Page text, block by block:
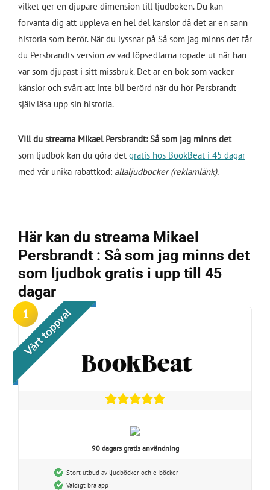
vilket ger en djupare dimension till ljudboken. Du kan
förvänta dig att uppleva en hel del känslor då det är en sann
historia som berör. När du lyssnar på Så som jag minns det får
du Persbrandts version av vad löpsedlarna ropade ut när han
var som djupast i sitt missbruk. Det är en bok som väcker
känslor och svårt att inte bli berörd när du hör Persbrandt
själv läsa upp sin historia.
Vill du streama Mikael Persbrandt: Så som jag minns det
som ljudbok kan du göra det gratis hos BookBeat i 45 dagar
med vår unika rabattkod: allaljudbocker (reklamlänk).
Här kan du streama Mikael
Persbrandt : Så som jag minns det
som ljudbok gratis i upp till 45
dagar
1
Vårt toppval
90 dagars gratis användning
Stort utbud av ljudböcker och e-böcker
Väldigt bra app